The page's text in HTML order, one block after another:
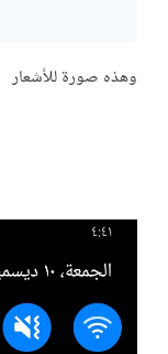
وهذه صورة للأشعار